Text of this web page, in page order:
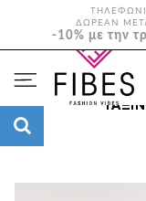
ΔΩΡΕΑΝ
-10% με την
ΑΡΧΙΚΉ ΝΈΕΣ